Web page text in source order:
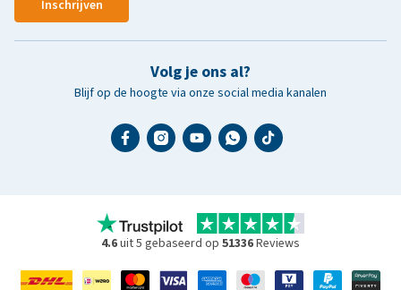
Inschrijven
Volg je ons al?
Blijf op de hoogte via onze social media kanalen
4.6uit 5 gebaseerd op 51336Reviews